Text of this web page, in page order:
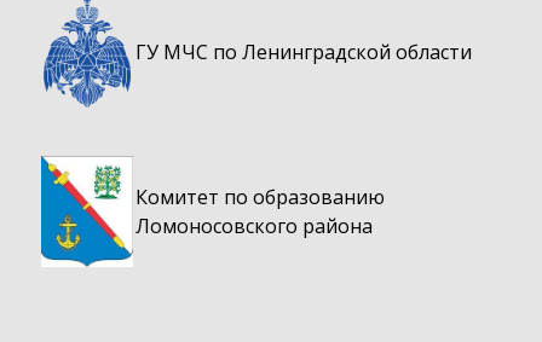
ГУ МЧС по Ленинградской области
Комитет по образованию
Ломоносовского района